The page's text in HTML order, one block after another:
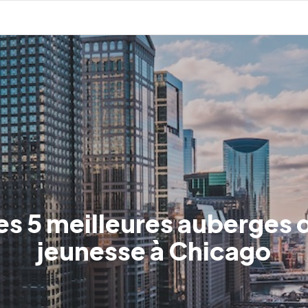
5 meilleures auberges
jeunesse à Chicago